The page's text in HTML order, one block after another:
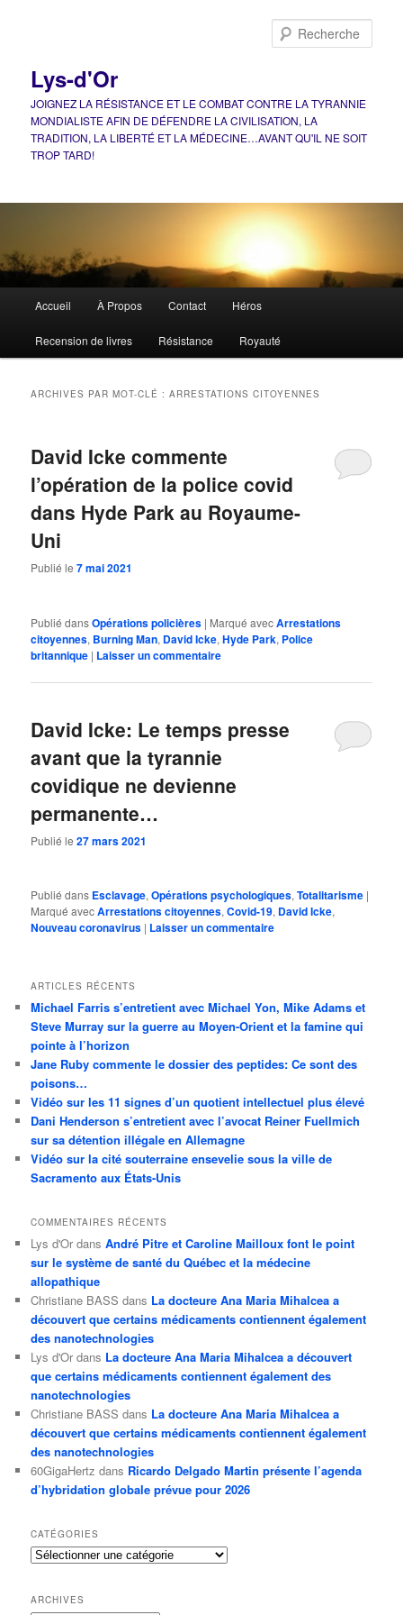
Lys-d'Or
JOIGNEZ LA RÉSISTANCE ET LE COMBAT CONTRE LA TYRANNIE
MONDIALISTE AFIN DE DÉFENDRE LA CIVILISATION, LA
TRADITION, LA LIBERTÉ ET LA MÉDECINE…AVANT QU'IL NE SOIT
TROP TARD!
principal
Accueil À Propos Contact Héros
Recension de livres Résistance Royauté
ARCHIVES PAR MOT-CLÉ :ARRESTATIONS CITOYENNES
David Icke commente
l’opération de la police covid
dans Hyde Park au Royaume-
Uni
Publié le7 mai 2021
Publié dansOpérations policières | Marqué avecArrestations
citoyennes, Burning Man, David Icke,Hyde Park, Police
britannique | Laisser un commentaire
David Icke: Le temps presse
avant que la tyrannie
covidique ne devienne
permanente…
Publié le27 mars 2021
Publié dans Esclavage,Opérations psychologiques,Totalitarisme |
Marqué avecArrestations citoyennes,Covid-19, David Icke,
Nouveau coronavirus | Laisser un commentaire
ARTICLES RÉCENTS
Michael Farris s’entretient avec Michael Yon, Mike Adams et
Steve Murray sur la guerre au Moyen-Orient et la famine qui
pointe à l’horizon
Jane Ruby commente le dossier des peptides: Ce sont des
poisons…
Vidéo sur les 11 signes d’un quotient intellectuel plus élevé
Dani Henderson s’entretient avec l’avocat Reiner Fuellmich
sur sa détention illégale en Allemagne
Vidéo sur la cité souterraine ensevelie sous la ville de
Sacramento aux États-Unis
COMMENTAIRES RÉCENTS
Lys d'Or dansAndré Pitre et Caroline Mailloux font le point
sur le système de santé du Québec et la médecine
allopathique
Christiane BASS dans La docteure Ana Maria Mihalcea a
découvert que certains médicaments contiennent également
des nanotechnologies
Lys d'Or dans La docteure Ana Maria Mihalcea a découvert
que certains médicaments contiennent également des
nanotechnologies
Christiane BASS dans La docteure Ana Maria Mihalcea a
découvert que certains médicaments contiennent également
des nanotechnologies
60GigaHertz dans Ricardo Delgado Martin présente l’agenda
d’hybridation globale prévue pour 2026
CATÉGORIES
Catégories
ARCHIVES